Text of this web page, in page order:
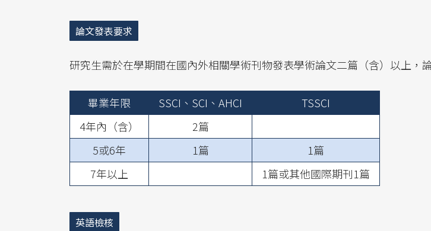
論文發表要求
研究生需於在學期間在國內外相關學術刊物發表學術論文二篇（含）以上，
畢業年限 SSCI、SCI、AHCI
TSSCI
4年內（含）
2篇
5或6年
1篇
1篇
7年以上
1篇或其他國際期刊1篇
英語檢核